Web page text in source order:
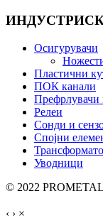
Осигурувачи
Пластични
ПОК канали
Префрлувачи
Релеи
Сонди и
Спојни
Уводници
© 2022 PROMETAL
‹ › ×